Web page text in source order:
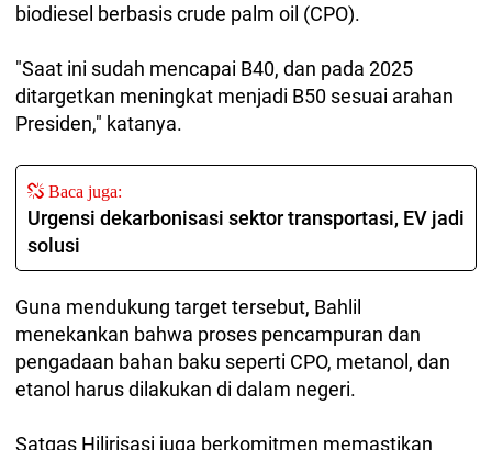
biodiesel berbasis crude palm oil (CPO).
"Saat ini sudah mencapai B40, dan pada 2025
ditargetkan meningkat menjadi B50 sesuai arahan
Presiden," katanya.
Baca juga:
Urgensi dekarbonisasi sektor transportasi, EV jadi
solusi
Guna mendukung target tersebut, Bahlil
menekankan bahwa proses pencampuran dan
pengadaan bahan baku seperti CPO, metanol, dan
etanol harus dilakukan di dalam negeri.
Satgas Hilirisasi juga berkomitmen memastikan